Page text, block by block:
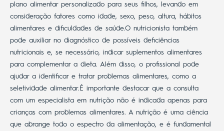
plano alimentar personalizado para seus filhos, levando em
consideração fatores como idade, sexo, peso, altura, hábitos
alimentares e dificuldades de saúde.O nutricionista também
pode auxiliar no diagnóstico de possíveis deficiências
nutricionais e, se necessário, indicar suplementos alimentares
para complementar a dieta. Além disso, o profissional pode
ajudar a identificar e tratar problemas alimentares, como a
seletividade alimentar. É importante destacar que a consulta
com um especialista em nutrição não é indicada apenas para
crianças com problemas alimentares. A nutrição é uma ciência
que abrange todo o espectro da alimentação, e é fundamental